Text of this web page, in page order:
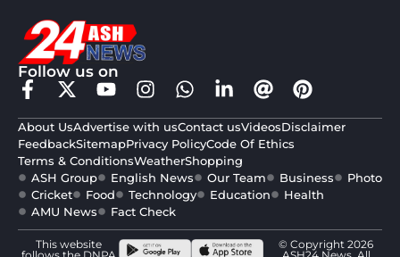
Follow us on
About UsAdvertise with usContact usVideosDisclaimer
FeedbackSitemapPrivacy PolicyCode Of Ethics
Terms & ConditionsWeatherShopping
ASH Group
English News Our Team Business
Photo
Cricket
Food Technology Education
Health
AMU News
Fact Check
This website
© Copyright 2026